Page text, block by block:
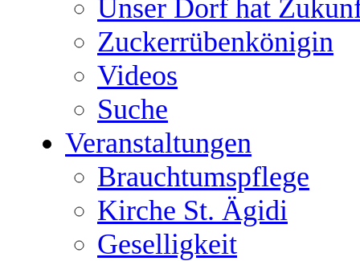
Unser Dorf hat
Zuckerrübenkönigin
Videos
Suche
Veranstaltungen
Brauchtumspflege
Kirche St. Ägidi
Geselligkeit